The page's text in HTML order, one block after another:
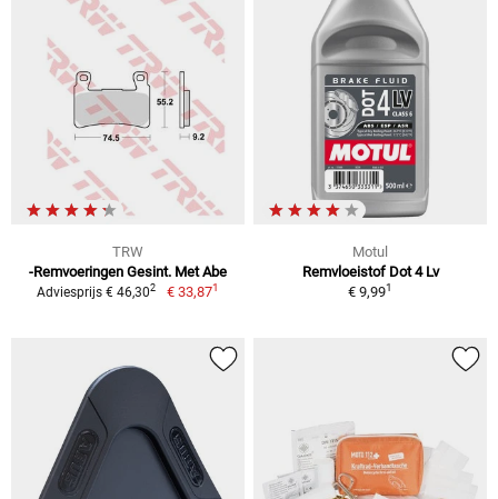
TRW
-Remvoeringen Gesint. Met Abe
Adviesprijs € 46,302 € 33,871
Motul
Remvloeistof Dot 4 Lv
€ 9,991